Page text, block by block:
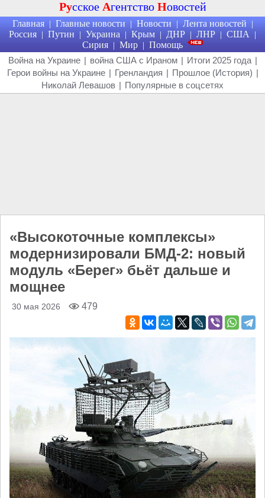
Русское Агентство Новостей
Главная | Главные новости | Новости | Лента новостей |
Россия | Путин | Украина | Крым | ДНР | ЛНР | США |
Сирия | Мир | Помощь
Война на Украине | война США с Ираном | Итоги 2025 года |
Герои войны на Украине | Гренландия | Прошлое (История) |
Николай Левашов | Популярные в соцсетях
«Высокоточные комплексы»
модернизировали БМД-2: новый
модуль «Берег» бьёт дальше и
мощнее
30 мая 2026 479